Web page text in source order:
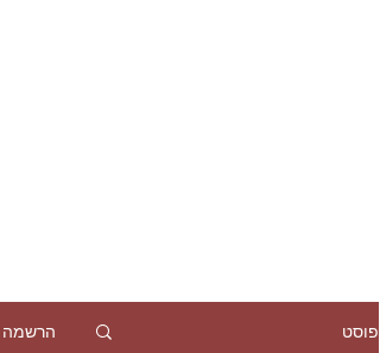
פוסט הרשמה